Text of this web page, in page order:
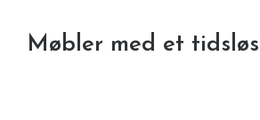
Møbler med et